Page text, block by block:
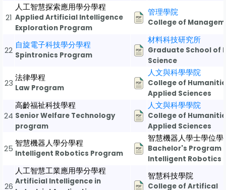
21
人工智慧探索應用學分學程
Applied Artificial Intelligence
Exploration Program
管理學院
College of
22
自旋電子科技學分學程
Spintronics Program
材料科技研究所
Graduate School of
Science
23
法律學程
Law Program
人文與科學學院
College of
Applied Sciences
24
高齡福祉科技學程
Senior Welfare Technology
program
人文與科學學院
College of
Applied Sciences
25
智慧機器人學分學程
Intelligent Robotics Program
智慧機器人學士學位學
Bachelor's Program
Intelligent Robotics
26
人工智慧工業應用學分學程
Artificial Intelligence in
智慧科技學院
College of Artifical